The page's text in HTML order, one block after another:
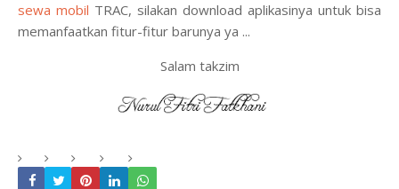
sewa mobil TRAC, silakan download aplikasinya untuk bisa
memanfaatkan fitur-fitur barunya ya ...
Salam takzim